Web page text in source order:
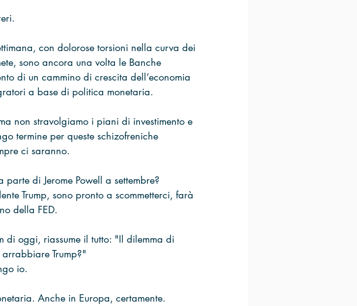
con dolorose torsioni nella curva dei
sono ancora una volta le Banche
di un cammino di crescita dell’economia
a base di politica monetaria.
non stravolgiamo i piani di investimento e
termine per queste schizofreniche
ci saranno.
di Jerome Powell a settembre?
Trump, sono pronto a scommetterci, farà
della FED.
di oggi, riassume il tutto: "Il dilemma di
Trump?"
io.
Anche in Europa, certamente.